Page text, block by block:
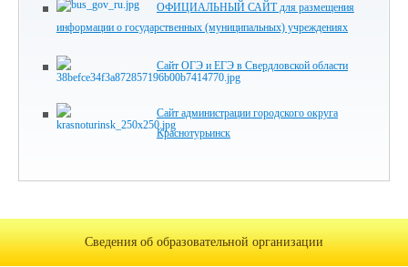
ОФИЦИАЛЬНЫЙ САЙТ для размещения
информации о государственных (муниципальных) учреждениях
Сайт ОГЭ и ЕГЭ в Свердловской области
Сайт администрации городского округа
Краснотурьинск
Сведения об образовательной организации